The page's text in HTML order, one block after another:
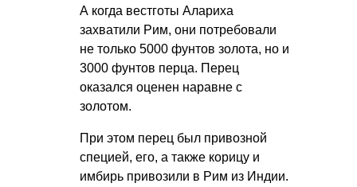
А когда вестготы Алариха
захватили Рим, они потребовали
не только 5000 фунтов золота, но и
3000 фунтов перца. Перец
оказался оценен наравне с
золотом.
При этом перец был привозной
специей, его, а также корицу и
имбирь привозили в Рим из Индии.